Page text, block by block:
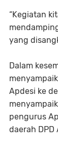
“Kegiatan
yang
Dalam
Apdesi ke
pengurus
daerah